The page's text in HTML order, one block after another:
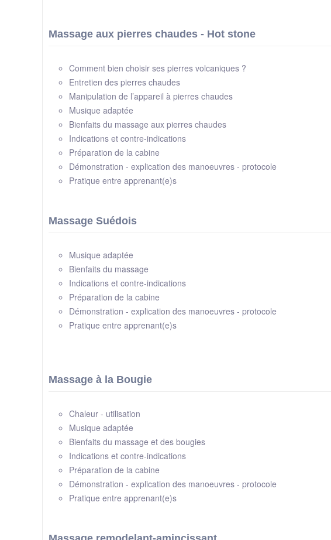
Massage aux pierres chaudes - Hot stone
Comment bien choisir ses pierres volcaniques ?
Entretien des pierres chaudes
Manipulation de l’appareil à pierres chaudes
Musique adaptée
Bienfaits du massage aux pierres chaudes
Indications et contre-indications
Préparation de la cabine
Démonstration - explication des manoeuvres - protocole
Pratique entre apprenant(e)s
Massage Suédois
Musique adaptée
Bienfaits du massage
Indications et contre-indications
Préparation de la cabine
Démonstration - explication des manoeuvres - protocole
Pratique entre apprenant(e)s
Massage à la Bougie
Chaleur - utilisation
Musique adaptée
Bienfaits du massage et des bougies
Indications et contre-indications
Préparation de la cabine
Démonstration - explication des manoeuvres - protocole
Pratique entre apprenant(e)s